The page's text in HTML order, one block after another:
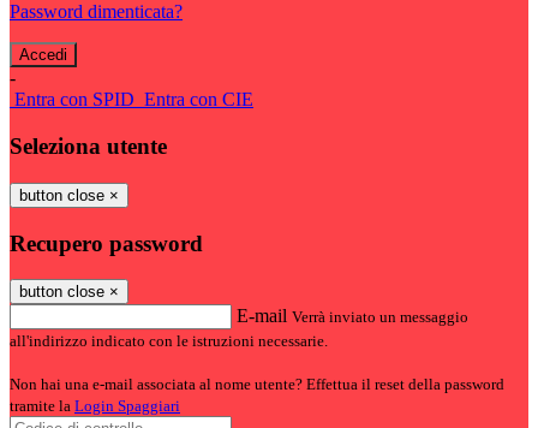
Password dimenticata?
-
Entra con SPID Entra con CIE
Seleziona utente
button close ×
Recupero password
button close ×
E-mail Verrà inviato un messaggio
all'indirizzo indicato con le istruzioni necessarie.
Non hai una e-mail associata al nome utente? Effettua il reset della password
tramite la Login Spaggiari